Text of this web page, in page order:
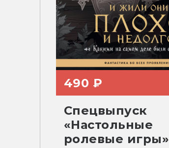
490 ₽
Спецвыпуск
«Настольные
ролевые игры»